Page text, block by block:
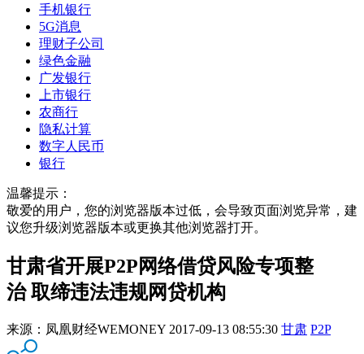
手机银行
5G消息
理财子公司
绿色金融
广发银行
上市银行
农商行
隐私计算
数字人民币
银行
温馨提示：
敬爱的用户，您的浏览器版本过低，会导致页面浏览异常，建
议您升级浏览器版本或更换其他浏览器打开。
甘肃省开展P2P网络借贷风险专项整
治 取缔违法违规网贷机构
来源： 凤凰财经WEMONEY 2017-09-13 08:55:30 甘肃 P2P